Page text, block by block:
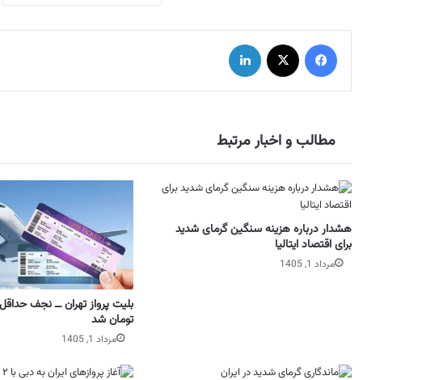
فیس بوک لینکدین
مطالب و اخبار مرتبط
تومان شد
مرداد 1, 1405
هشدار درباره هزینه سنگین گرمای شدید
برای اقتصاد ایتالیا
مرداد 1, 1405